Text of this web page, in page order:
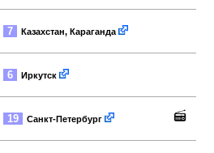
7 Казахстан, Караганда
6 Иркутск
19 Санкт-Петербург